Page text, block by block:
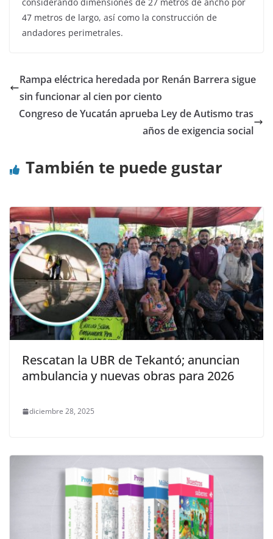
47 metros de largo, así como la construcción de
andadores perimetrales.
Rampa eléctrica heredada por Renán Barrera sigue
sin funcionar al cien por ciento
Congreso de Yucatán aprueba Ley de Autismo tras
años de exigencia social
También te puede gustar
Rescatan la UBR de Tekantó; anuncian
ambulancia y nuevas obras para 2026
diciembre 28, 2025